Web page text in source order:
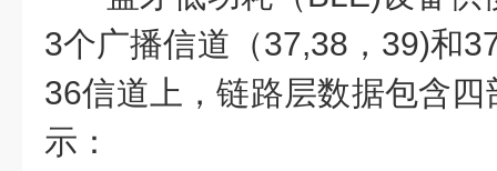
3个广播信道（37,38，39)和
36信道上，链路层数据包含
示：